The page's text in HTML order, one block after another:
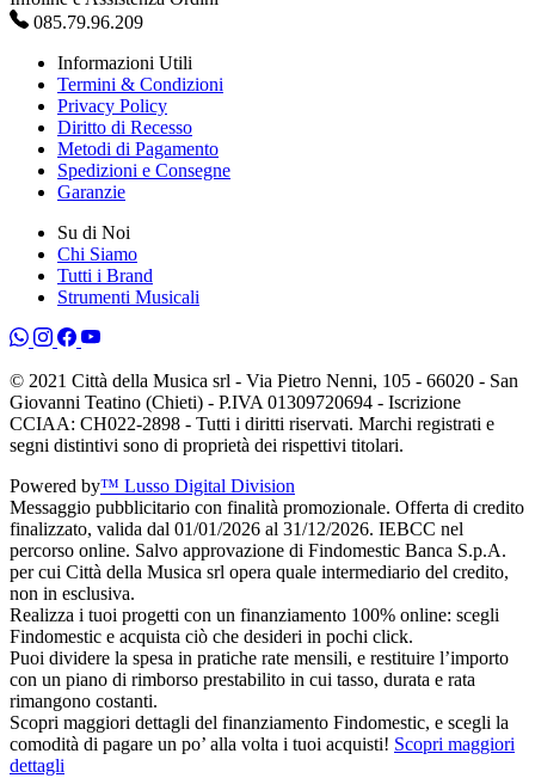
085.79.96.209
Informazioni Utili
Termini & Condizioni
Privacy Policy
Diritto di Recesso
Metodi di Pagamento
Spedizioni e Consegne
Garanzie
Su di Noi
Chi Siamo
Tutti i Brand
Strumenti Musicali
© 2021 Città della Musica srl - Via Pietro Nenni, 105 - 66020 - San
Giovanni Teatino (Chieti) - P.IVA 01309720694 - Iscrizione
CCIAA: CH022-2898 - Tutti i diritti riservati. Marchi registrati e
segni distintivi sono di proprietà dei rispettivi titolari.
Powered by™ Lusso Digital Division
Messaggio pubblicitario con finalità promozionale. Offerta di credito
finalizzato, valida dal 01/01/2026 al 31/12/2026. IEBCC nel
percorso online. Salvo approvazione di Findomestic Banca S.p.A.
per cui Città della Musica srl opera quale intermediario del credito,
non in esclusiva.
Realizza i tuoi progetti con un finanziamento 100% online: scegli
Findomestic e acquista ciò che desideri in pochi click.
Puoi dividere la spesa in pratiche rate mensili, e restituire l’importo
con un piano di rimborso prestabilito in cui tasso, durata e rata
rimangono costanti.
Scopri maggiori dettagli del finanziamento Findomestic, e scegli la
comodità di pagare un po’ alla volta i tuoi acquisti! Scopri maggiori
dettagli